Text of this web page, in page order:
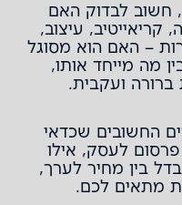
חשוב לבדוק האם
קריאייטיב, עיצוב,
– האם הוא מסוגל
מה מייחד אותו,
ברורה ועקבית.
החשובים שכדאי
לעסק, אילו
בין מחיר לערך,
מתאים לכם.